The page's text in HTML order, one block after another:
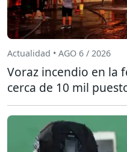
Actualidad • AGO 6 / 2026
Voraz incendio en la
cerca de 10 mil